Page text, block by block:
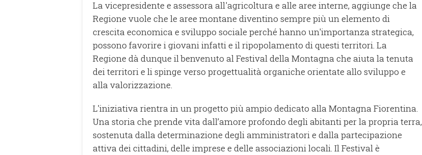
La vicepresidente e assessora all'agricoltura e alle aree interne, aggiunge che la
Regione vuole che le aree montane diventino sempre più un elemento di
crescita economica e sviluppo sociale perché hanno un'importanza strategica,
possono favorire i giovani infatti e il ripopolamento di questi territori. La
Regione dà dunque il benvenuto al Festival della Montagna che aiuta la tenuta
dei territori e li spinge verso progettualità organiche orientate allo sviluppo e
alla valorizzazione.
L'iniziativa rientra in un progetto più ampio dedicato alla Montagna Fiorentina.
Una storia che prende vita dall’amore profondo degli abitanti per la propria terra,
sostenuta dalla determinazione degli amministratori e dalla partecipazione
attiva dei cittadini, delle imprese e delle associazioni locali. Il Festival è